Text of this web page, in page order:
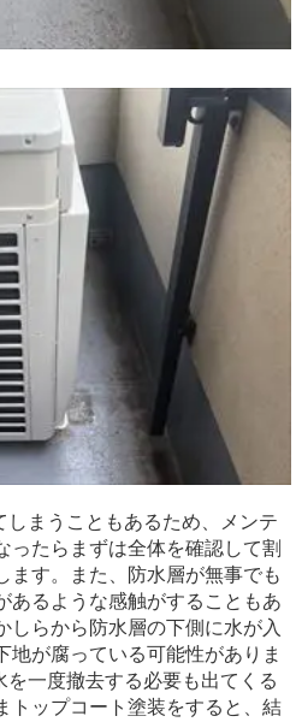
まうこともあるため、メンテ
ったらまずは全体を確認して割
ます。また、防水層が無事でも
あるような感触がすることもあ
しらから防水層の下側に水が入
地が腐っている可能性がありま
を一度撤去する必要も出てくる
トップコート塗装をすると、結